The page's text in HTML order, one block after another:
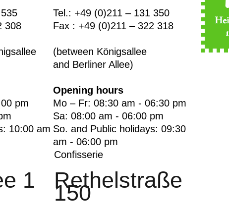
308
Tel.: +49 (0)211 – 131 350
Fax : +49 (0)211 – 322 318
(between Königsallee
and Berliner Allee)
Opening hours
pm
10:00 am
Mo – Fr: 08:30 am - 06:30 pm
Sa: 08:00 am - 06:00 pm
So. and Public holidays: 09:30
am - 06:00 pm
Confisserie
1 Rethelstraße
150